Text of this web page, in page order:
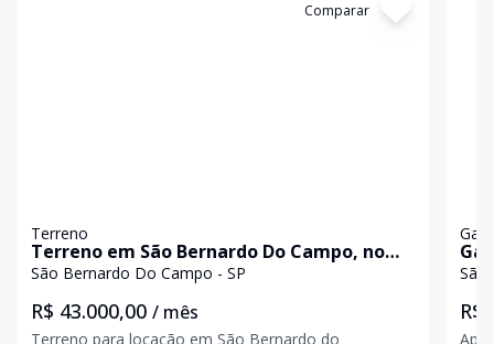
Comparar
Terreno
Terreno em São Bernardo Do Campo, no
bairro Planalto, para locação.
São Bernardo Do Campo - SP
R$ 43.000,00 / mês
Terreno para locação em São Bernardo do
São
R$